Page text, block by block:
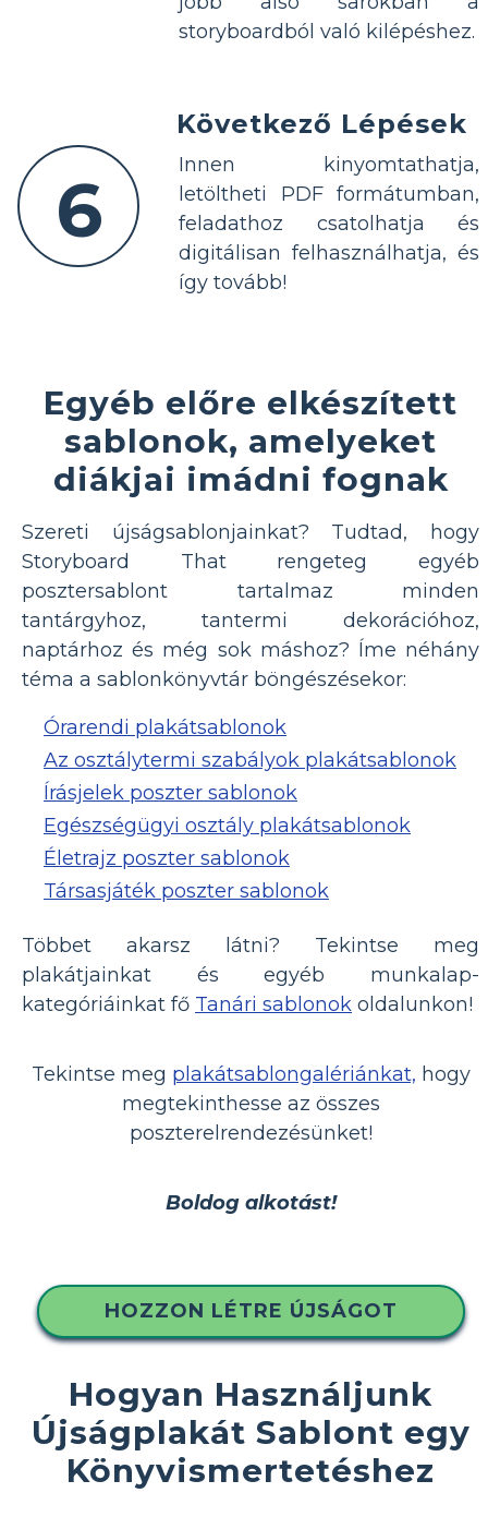
storyboardból való kilépéshez.
6
Következő Lépések
Innen kinyomtathatja,
letöltheti PDF formátumban,
feladathoz csatolhatja és
digitálisan felhasználhatja, és
így tovább!
Egyéb előre elkészített
sablonok, amelyeket
diákjai imádni fognak
Szereti újságsablonjainkat? Tudtad, hogy
Storyboard That rengeteg egyéb
posztersablont tartalmaz minden
tantárgyhoz, tantermi dekorációhoz,
naptárhoz és még sok máshoz? Íme néhány
téma a sablonkönyvtár böngészésekor:
Órarendi plakátsablonok
Az osztálytermi szabályok plakátsablonok
Írásjelek poszter sablonok
Egészségügyi osztály plakátsablonok
Életrajz poszter sablonok
Társasjáték poszter sablonok
Többet akarsz látni? Tekintse meg
plakátjainkat és egyéb munkalap-
kategóriáinkat fő Tanári sablonok oldalunkon!
Tekintse meg plakátsablongalériánkat, hogy
megtekinthesse az összes
poszterelrendezésünket!
Boldog alkotást!
HOZZON LÉTRE ÚJSÁGOT
Hogyan Használjunk
Újságplakát Sablont egy
Könyvismertetéshez